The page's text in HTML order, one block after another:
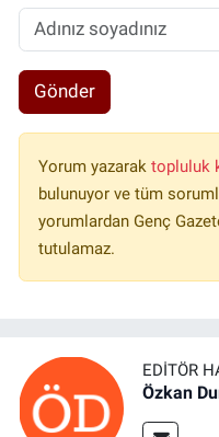
Gönder
Yorum yazarak topluluk
bulunuyor ve tüm
yorumlardan Genç
tutulamaz.
EDITÖR
Özkan